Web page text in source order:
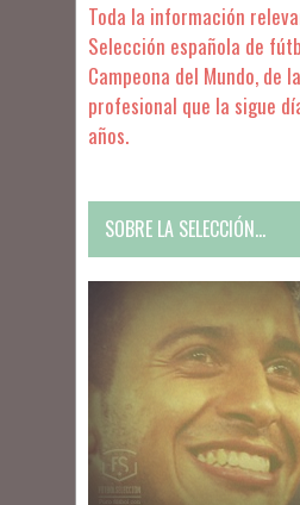
Toda la información
Selección española de
Campeona del Mundo, de
profesional que la sigue
años.
SOBRE LA SELECCIÓN…